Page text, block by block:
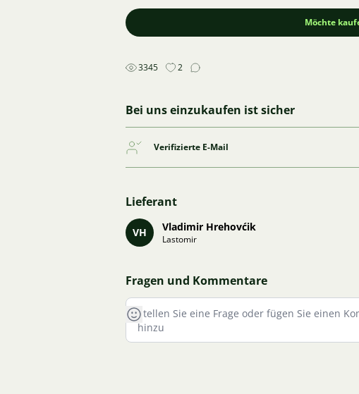
Möchte
3345 2
Bei uns einzukaufen ist sicher
Verifizierte E-Mail
Lieferant
VH Vladimir Hrehovćik
Lastomir
Fragen und Kommentare